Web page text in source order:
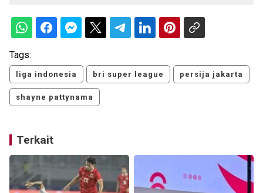
Tags:
liga indonesia bri super league persija jakarta
shayne pattynama
Terkait